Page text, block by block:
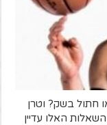
חתול בשק? וטרן
האלו עדיין